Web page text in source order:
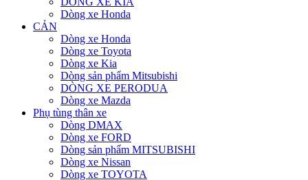
Dòng xe Honda
CẢN
Dòng xe Honda
Dòng xe Toyota
Dòng xe Kia
Dòng sản phẩm Mitsubishi
DÒNG XE PERODUA
Dòng xe Mazda
Phụ tùng thân xe
Dòng DMAX
Dòng xe FORD
Dòng sản phẩm MITSUBISHI
Dòng xe Nissan
Dòng xe TOYOTA